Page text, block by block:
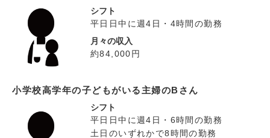
シフト
平日日中に週4日・4時間の勤務
月々の収入
約84,000円
小学校高学年の子どもがいる主婦のBさん
シフト
平日日中に週4日・6時間の勤務
土日のいずれかで8時間の勤務